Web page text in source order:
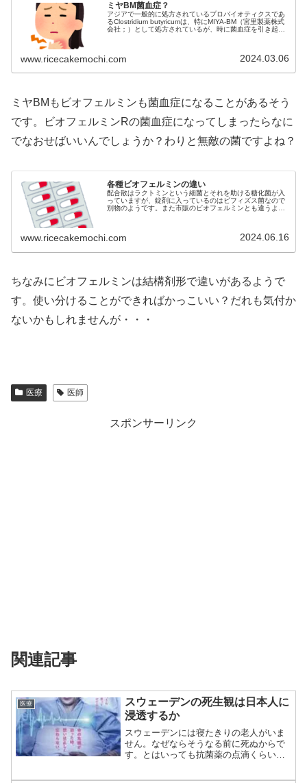
ミヤBM菌血症？
アジアで一般的に処方されているプロバイオティクスであ
るClostridium butyricumは、特にMIYA-BM（宮里製薬株式
会社；）として処方されているが、時に菌血症を引き起こ
www.ricecakemochi.com 2024.03.06
ミヤBMもビオフェルミンも菌血症になることがあるそう
です。ビオフェルミンRの菌血症になってしまったらなに
でなおせばいいんでしょうか？わりと無敵の菌ですよね？
各種ビオフェルミンの違い
配合散はラクトミンという細菌とそれを助ける糖化菌が入
っていますが、錠剤に入っているのはビフィズス菌なので
別物のようです。また市販のビオフェルミンとも違うよう
www.ricecakemochi.com 2024.06.16
ちなみにビオフェルミンは結構剤形で違いがあるようで
す。使い分けることができればかっこいい？だれも気付か
ないかもしれませんが・・・
医療 医師
スポンサーリンク
関連記事
医療
スウェーデンの死生観は日本人に
浸透するか
スウェーデンには寝たきりの老人がいま
せん。なぜならそうなる前に死ぬからで
す。とはいっても抗菌薬の点滴くらいは